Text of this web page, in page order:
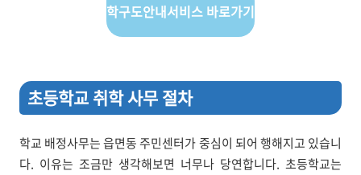
학구도안내서비스 바로가기
초등학교 취학 사무 절차
학교 배정사무는 읍면동 주민센터가 중심이 되어 행해지고 있습니
다. 이유는 조금만 생각해보면 너무나 당연합니다. 초등학교는